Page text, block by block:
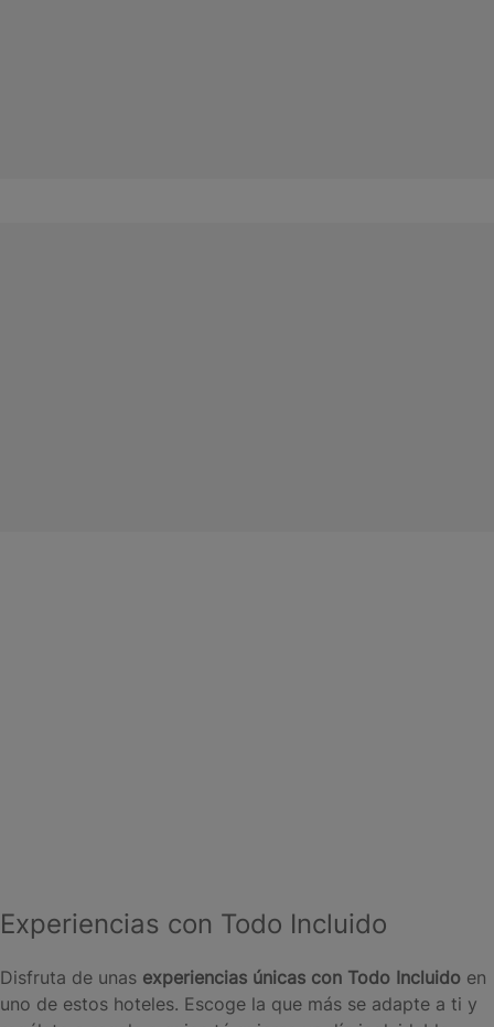
Experiencias con Todo Incluido
Disfruta de unas experiencias únicas con Todo Incluido en
uno de estos hoteles. Escoge la que más se adapte a ti y